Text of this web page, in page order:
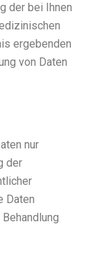
der bei Ihnen
ergebenden
von Daten
nur
der
Daten